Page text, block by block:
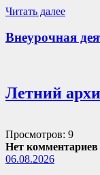
Читать далее
Внеурочная
Летний
Просмотров: 9
Нет комментариев
06.08.2026